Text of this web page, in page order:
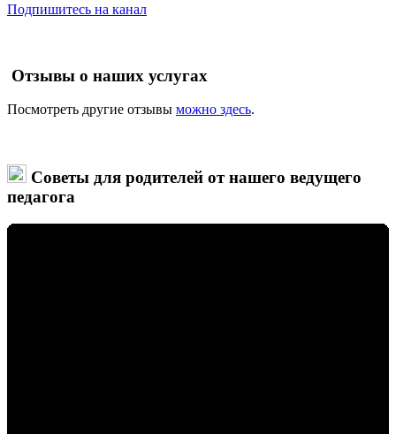
Подпишитесь на канал
Отзывы о наших услугах
Посмотреть другие отзывы можно здесь.
Советы для родителей от нашего ведущего
педагога